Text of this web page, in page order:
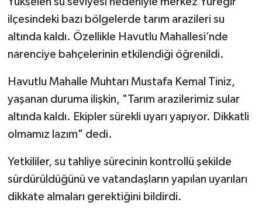
ilçesindeki bazı bölgelerde tarım arazileri su
altında kaldı. Özellikle Havutlu Mahallesi’nde
narenciye bahçelerinin etkilendiği öğrenildi.
Havutlu Mahalle Muhtarı Mustafa Kemal Tiniz,
yaşanan duruma ilişkin, "Tarım arazilerimiz sular
altında kaldı. Ekipler sürekli uyarı yapıyor. Dikkatli
olmamız lazım" dedi.
Yetkililer, su tahliye sürecinin kontrollü şekilde
sürdürüldüğünü ve vatandaşların yapılan uyarıları
dikkate almaları gerektiğini bildirdi.